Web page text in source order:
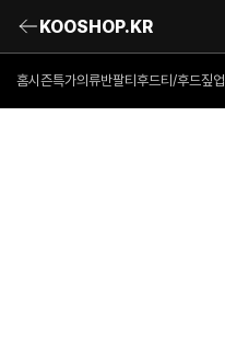
KOOSHOP.KR
홈시즌특가의류반팔티 후드티/후드짚업